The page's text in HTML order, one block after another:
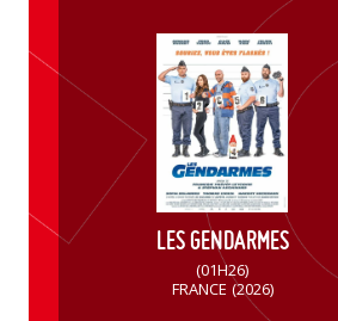
LES GENDARMES
(01H26)
FRANCE (2026)